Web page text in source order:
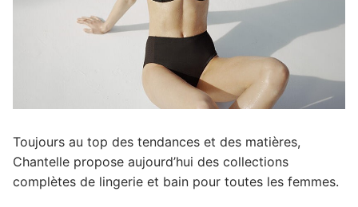
Toujours au top des tendances et des matières,
Chantelle propose aujourd’hui des collections
complètes de lingerie et bain pour toutes les femmes.